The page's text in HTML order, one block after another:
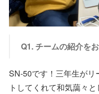
Q1. チームの紹介を
SN-50です！三年生が
トしてくれて和気藹々